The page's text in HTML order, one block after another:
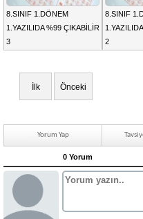
8.SINIF 1.DÖNEM
1.YAZILIDA %99 ÇIKABİLİR
3
8.SINIF
2
İlk Önceki
Yorum Yap
0 Yorum